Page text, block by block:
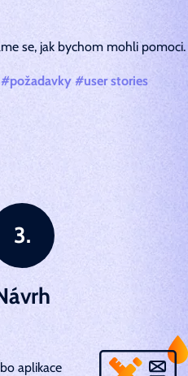
se, jak bychom mohli pomoci.
#požadavky #user stories
aplikace